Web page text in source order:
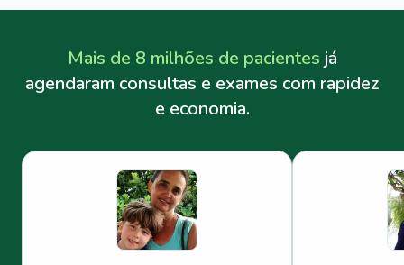
Mais de 8 milhões de pacientes já
agendaram consultas e exames com rapidez
e economia.